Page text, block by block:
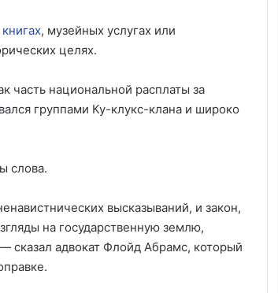
книгах, музейных услугах или
целях.
часть национальной расплаты за
группами Ку-клукс-клана и широко
слова.
высказываний, и закон,
на государственную землю,
сказал адвокат Флойд Абрамс, который